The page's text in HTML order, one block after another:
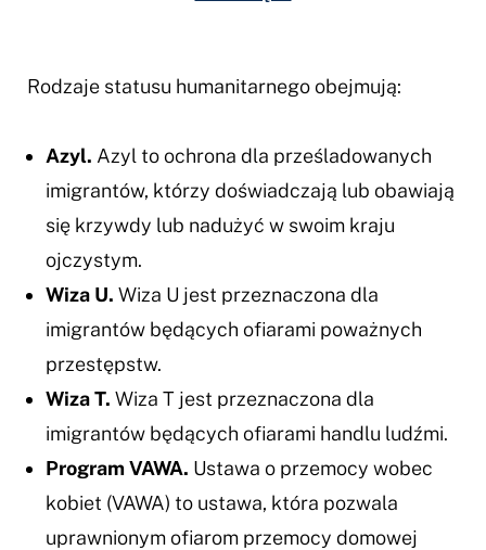
Rodzaje statusu humanitarnego obejmują:
Azyl. Azyl to ochrona dla prześladowanych
imigrantów, którzy doświadczają lub obawiają
się krzywdy lub nadużyć w swoim kraju
ojczystym.
Wiza U. Wiza U jest przeznaczona dla
imigrantów będących ofiarami poważnych
przestępstw.
Wiza T. Wiza T jest przeznaczona dla
imigrantów będących ofiarami handlu ludźmi.
Program VAWA. Ustawa o przemocy wobec
kobiet (VAWA) to ustawa, która pozwala
uprawnionym ofiarom przemocy domowej